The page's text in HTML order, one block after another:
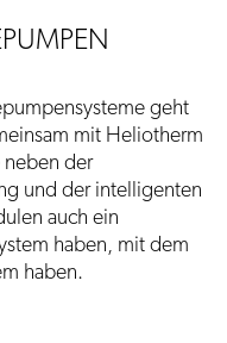
geht
mit Heliotherm
der
und der intelligenten
auch ein
haben, mit dem
haben.